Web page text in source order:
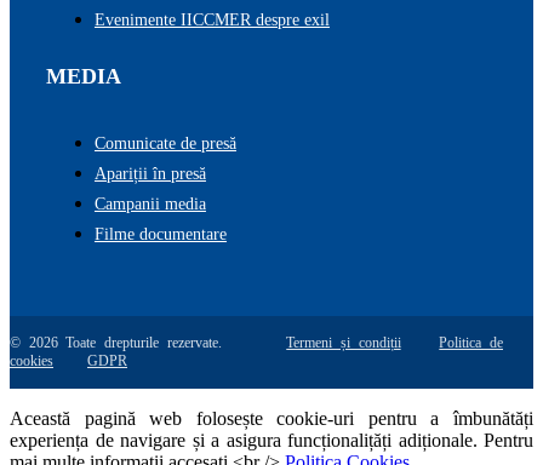
Evenimente IICCMER despre exil
MEDIA
Comunicate de presă
Apariții în presă
Campanii media
Filme documentare
© 2026 Toate drepturile rezervate.Termeni și condiții
Politica de
cookies
GDPR
Această pagină web folosește cookie-uri pentru a îmbunătăți
experiența de navigare și a asigura funcționalițăți adiționale. Pentru